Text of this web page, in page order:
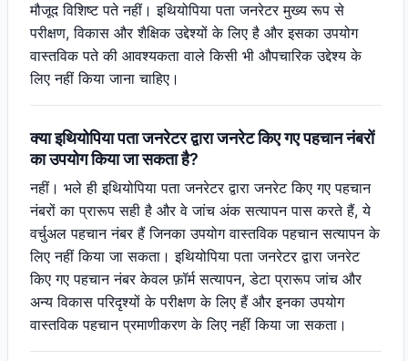
मौजूद विशिष्ट पते नहीं। इथियोपिया पता जनरेटर मुख्य रूप से
परीक्षण, विकास और शैक्षिक उद्देश्यों के लिए है और इसका उपयोग
वास्तविक पते की आवश्यकता वाले किसी भी औपचारिक उद्देश्य के
लिए नहीं किया जाना चाहिए।
क्या इथियोपिया पता जनरेटर द्वारा जनरेट किए गए पहचान नंबरों
का उपयोग किया जा सकता है?
नहीं। भले ही इथियोपिया पता जनरेटर द्वारा जनरेट किए गए पहचान
नंबरों का प्रारूप सही है और वे जांच अंक सत्यापन पास करते हैं, ये
वर्चुअल पहचान नंबर हैं जिनका उपयोग वास्तविक पहचान सत्यापन के
लिए नहीं किया जा सकता। इथियोपिया पता जनरेटर द्वारा जनरेट
किए गए पहचान नंबर केवल फ़ॉर्म सत्यापन, डेटा प्रारूप जांच और
अन्य विकास परिदृश्यों के परीक्षण के लिए हैं और इनका उपयोग
वास्तविक पहचान प्रमाणीकरण के लिए नहीं किया जा सकता।